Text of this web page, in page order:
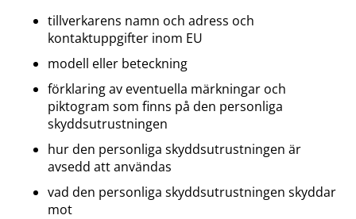
tillverkarens namn och adress och
kontaktuppgifter inom EU
modell eller beteckning
förklaring av eventuella märkningar och
piktogram som finns på den personliga
skyddsutrustningen
hur den personliga skyddsutrustningen är
avsedd att användas
vad den personliga skyddsutrustningen skyddar
mot